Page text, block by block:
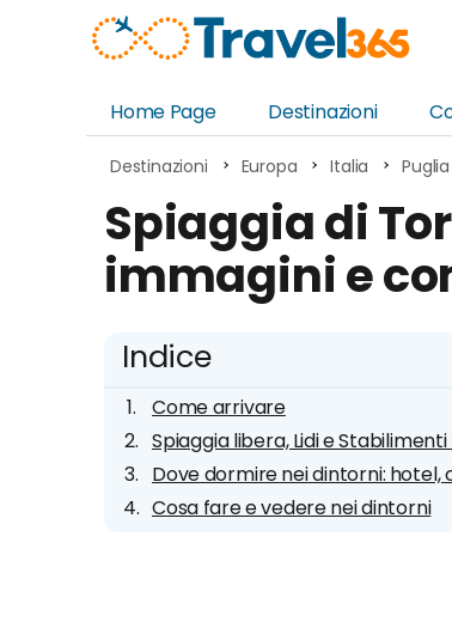
Home Page
Destinazioni
Europa
Nord America
Sud America
Destinazioni Europa Italia Puglia
Spiaggia di
immagini e
Indice
Come arrivare
Spiaggia libera, Lidi e
Dove dormire nei dintorni: hotel,
Cosa fare e vedere nei dintorni